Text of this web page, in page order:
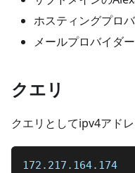
ホスティングプロ
メールプロバイダ
クエリ
クエリとしてipv4アド
172.217.164.174